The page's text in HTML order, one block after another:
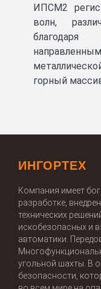
ИПСМ2
волн,
горный
ИНГОРТЕХ
Компания имеет
разработке,
технических
искобезопасных и
автоматики.
угольной шахты. В
безопасности,